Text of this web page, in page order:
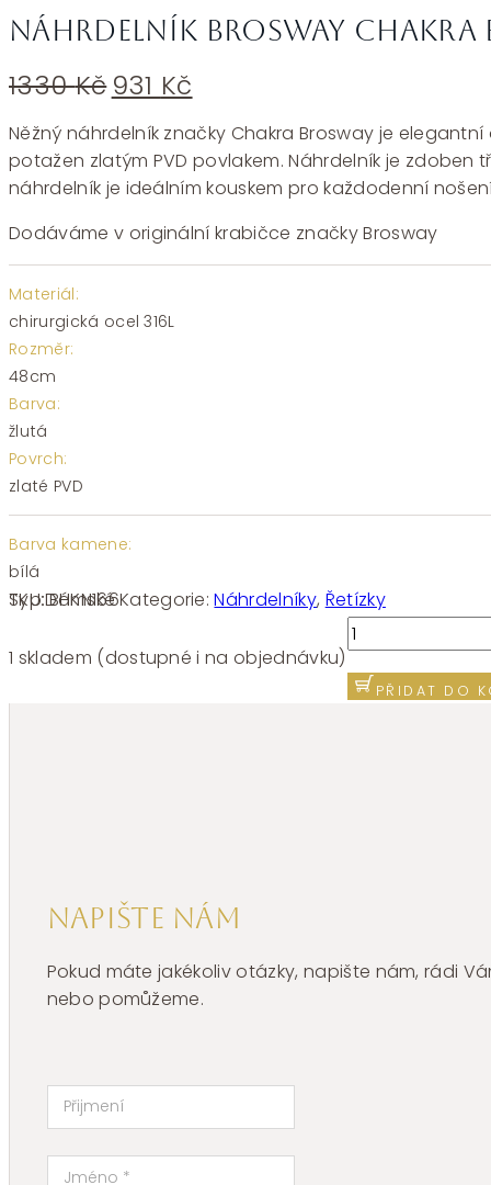
Náhrdelník Brosway CHAKRA
1330Kč Původní
cena
byla:
1330 Kč.
931 Kč
cena
je:
931 Kč.
Něžný náhrdelník značky Chakra Brosway je
potažen zlatým PVD povlakem. Náhrdelník je
náhrdelník je ideálním kouskem pro každodenní
Dodáváme v originální krabičce značky Brosway
Materiál:
chirurgická ocel 316L
Rozměr:
48cm
Barva:
žlutá
Povrch:
zlaté PVD
Barva kamene:
bílá
SKU:BHKN166Kategorie:Náhrdelníky, Řetízky
Typ:Dámské
1 skladem (dostupné i na objednávku)
Náhrdelník
Brosway
CHAKRA
BHKN166
PŘIDAT DO
Napište nám
Pokud máte jakékoliv otázky, napište nám, rádi
nebo pomůžeme.